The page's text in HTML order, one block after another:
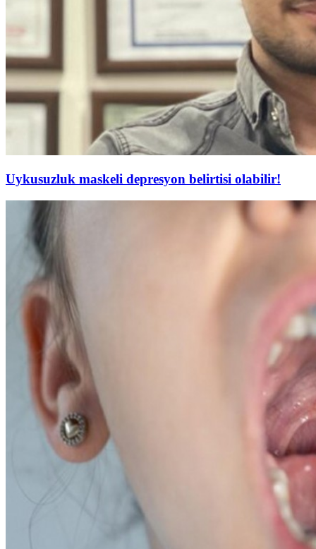
Uykusuzluk maskeli depresyon belirtisi olabilir!